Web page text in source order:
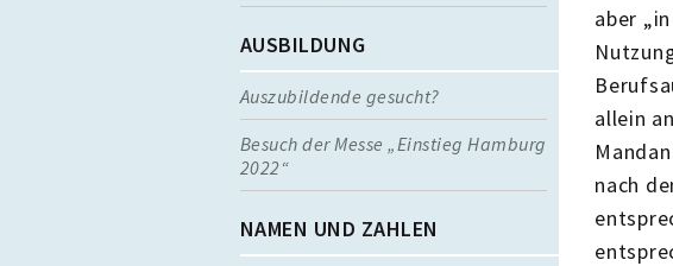
AUSBILDUNG
Auszubildende gesucht?
Besuch der Messe „Einstieg Hamburg
2022“
NAMEN UND ZAHLEN
aber
allein
nach